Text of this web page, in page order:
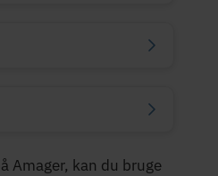
Amager, kan du bruge